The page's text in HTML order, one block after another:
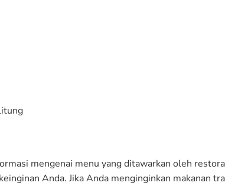
mengenai menu yang ditawarkan oleh
Anda. Jika Anda menginginkan makanan